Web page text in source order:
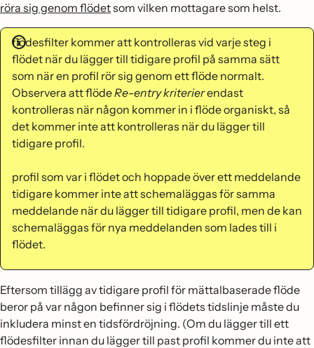
röra sig genom flödetsom vilken mottagare som helst.
flödesfilter kommer att kontrolleras vid varje steg i
flödet när du lägger till tidigare profil på samma sätt
som när en profil rör sig genom ett flöde normalt.
Observera att flödeRe-entry kriterierendast
kontrolleras när någon kommer in i flöde organiskt, så
det kommer inte att kontrolleras när du lägger till
tidigare profil.
profil som var i flödet och hoppade över ett meddelande
tidigare kommer inte att schemaläggas för samma
meddelande när du lägger till tidigare profil, men de kan
schemaläggas för nya meddelanden som lades till i
flödet.
Eftersom tillägg av tidigare profil för mättalbaserade flöde
beror på var någon befinner sig i flödets tidslinje måste du
inkludera minst en tidsfördröjning. (Om du lägger till ett
flödesfilter innan du lägger till past profil kommer du inte att